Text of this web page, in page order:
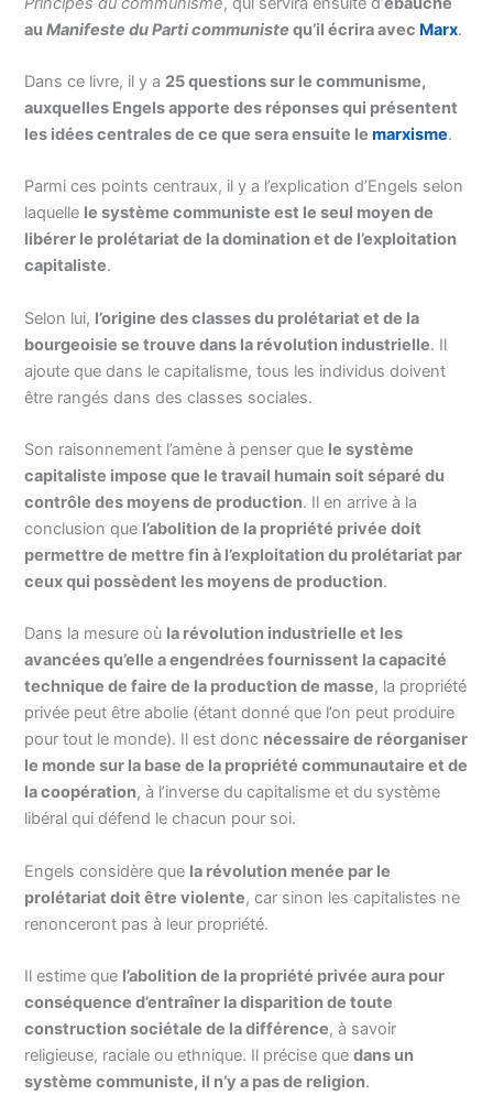
auManifeste du Parti communiste qu’il écrira avec Marx.
Dans ce livre, il y a 25 questions sur le communisme,
auxquelles Engels apporte des réponses qui présentent
les idées centrales de ce que sera ensuite lemarxisme.
Parmi ces points centraux, il y a l’explication d’Engels selon
laquelle le système communiste est le seul moyen de
libérer le prolétariat de la domination et de l’exploitation
capitaliste.
Selon lui, l’origine des classes du prolétariat et de la
bourgeoisie se trouve dans la révolution industrielle. Il
ajoute que dans le capitalisme, tous les individus doivent
être rangés dans des classes sociales.
Son raisonnement l’amène à penser que le système
capitaliste impose que le travail humain soit séparé du
contrôle des moyens de production. Il en arrive à la
conclusion que l’abolition de la propriété privée doit
permettre de mettre fin à l’exploitation du prolétariat par
ceux qui possèdent les moyens de production.
Dans la mesure où la révolution industrielle et les
avancées qu’elle a engendrées fournissent la capacité
technique de faire de la production de masse, la propriété
privée peut être abolie (étant donné que l’on peut produire
pour tout le monde). Il est donc nécessaire de réorganiser
le monde sur la base de la propriété communautaire et de
la coopération, à l’inverse du capitalisme et du système
libéral qui défend le chacun pour soi.
Engels considère que la révolution menée par le
prolétariat doit être violente, car sinon les capitalistes ne
renonceront pas à leur propriété.
Il estime que l’abolition de la propriété privée aura pour
conséquence d’entraîner la disparition de toute
construction sociétale de la différence, à savoir
religieuse, raciale ou ethnique. Il précise quedans un
système communiste, il n’y a pas de religion.